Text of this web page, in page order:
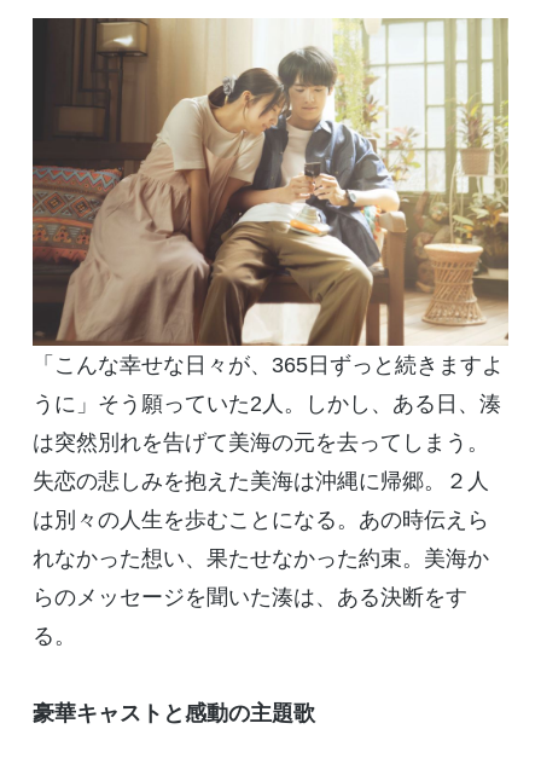
「こんな幸せな日々が、 365日ずっと続きますよ
うに」そう願っていた2 人。しかし、ある日、湊
は突然別れを告げて美海の元を去ってしまう。
失恋の悲しみを抱えた美海は沖縄に帰郷。２人
は別々の人生を歩むことになる。あの時伝えら
れなかった想い、果たせなかった約束。美海か
らのメッセージを聞いた湊は、ある決断をす
る。
豪華キャストと感動の主題歌